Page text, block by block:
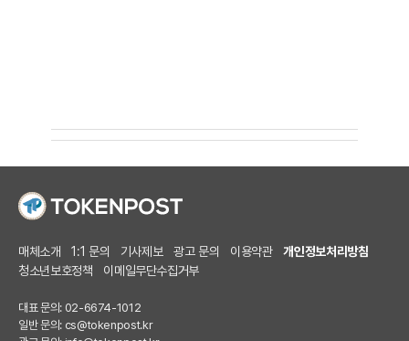
매체소개 1:1 문의 기사제보 광고 문의 이용약관
개인정보처리방침
청소년보호정책
이메일무단수집거부
대표 문의: 02-6674-1012
일반 문의: cs@tokenpost.kr